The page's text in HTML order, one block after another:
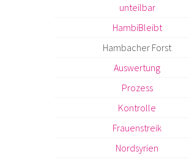
unteilbar
HambiBleibt
Hambacher Forst
Auswertung
Prozess
Kontrolle
Frauenstreik
Nordsyrien